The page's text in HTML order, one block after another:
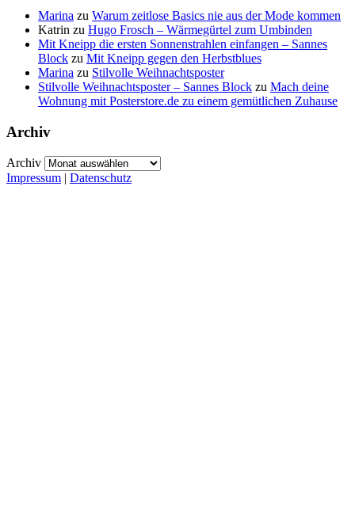
Marina zu Warum zeitlose Basics nie aus der Mode kommen
Katrin zu Hugo Frosch – Wärmegürtel zum Umbinden
Mit Kneipp die ersten Sonnenstrahlen einfangen – Sannes
Block zu Mit Kneipp gegen den Herbstblues
Marina zu Stilvolle Weihnachtsposter
Stilvolle Weihnachtsposter – Sannes Block zu Mach deine
Wohnung mit Posterstore.de zu einem gemütlichen Zuhause
Archiv
Archiv
Impressum | Datenschutz